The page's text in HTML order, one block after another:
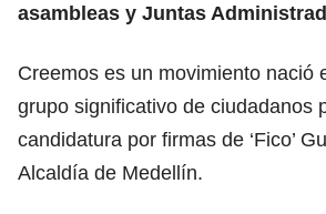
asambleas y Juntas
Creemos es un movimiento nació
grupo significativo de ciudadanos
candidatura por firmas de ‘Fico’
Alcaldía de Medellín.